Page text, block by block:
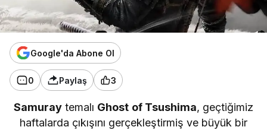
Google'da Abone Ol
0 Paylaş 3
Samuray temalı Ghost of Tsushima, geçtiğimiz
haftalarda çıkışını gerçekleştirmiş ve büyük bir